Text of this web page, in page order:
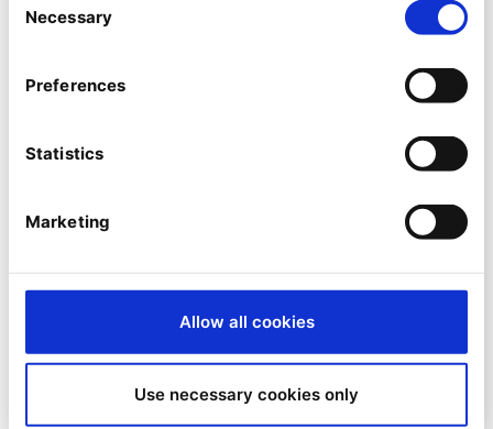
Selection
Necessary
Preferences
Statistics
Marketing
Allow all cookies
Use necessary cookies only
deux choses : qu’il doit se passer beaucoup de